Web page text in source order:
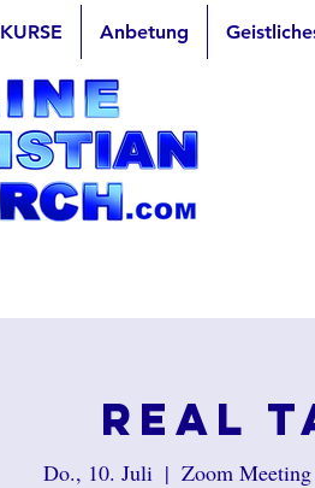
KURSE Anbetung
Real
Do., 10. Juli
  |
Zoom